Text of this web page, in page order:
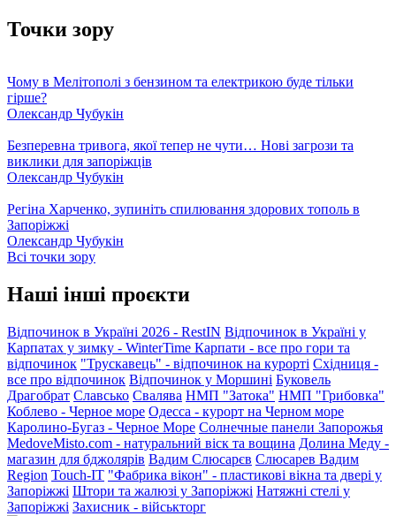
Точки зору
Чому в Мелітополі з бензином та електрикою буде тільки
гірше?
Олександр Чубукін
Безперевна тривога, якої тепер не чути… Нові загрози та
виклики для запоріжців
Олександр Чубукін
Регіна Харченко, зупиніть спилювання здорових тополь в
Запоріжжі
Олександр Чубукін
Всі точки зору
Наші інші проєкти
Відпочинок в Україні 2026 - RestIN Відпочинок в Україні у
Карпатах у зимку - WinterTime Карпати - все про гори та
відпочинок "Трускавець" - відпочинок на курорті Східниця -
все про відпочинок Відпочинок у Моршині Буковель
Драгобрат Славсько Свалява НМП "Затока" НМП "Грибовка"
Коблево - Черное море Одесса - курорт на Черном море
Каролино-Бугаз - Черное Море Солнечные панели Запорожья
MedoveMisto.com - натуральний віск та вощина Долина Меду -
магазин для бджолярів Вадим Слюсарєв Слюсарев Вадим
Region Touch-IT "Фабрика вікон" - пластикові вікна та двері у
Запоріжжі Штори та жалюзі у Запоріжжі Натяжні стелі у
Запоріжжі Захисник - військторг